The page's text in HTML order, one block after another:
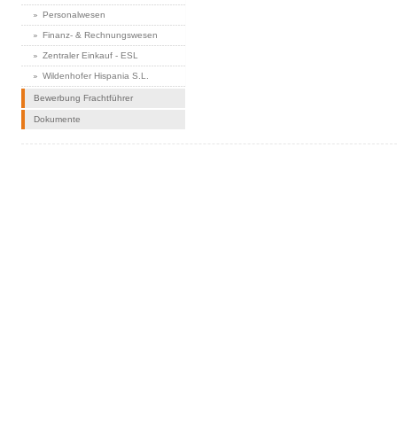
Personalwesen
Finanz- & Rechnungswesen
Zentraler Einkauf - ESL
Wildenhofer Hispania S.L.
Bewerbung Frachtführer
Dokumente